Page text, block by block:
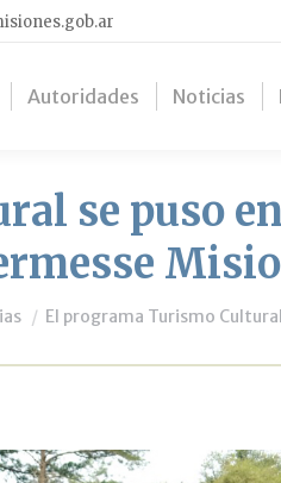
Autoridades Noticias
se puso
El programa Turismo